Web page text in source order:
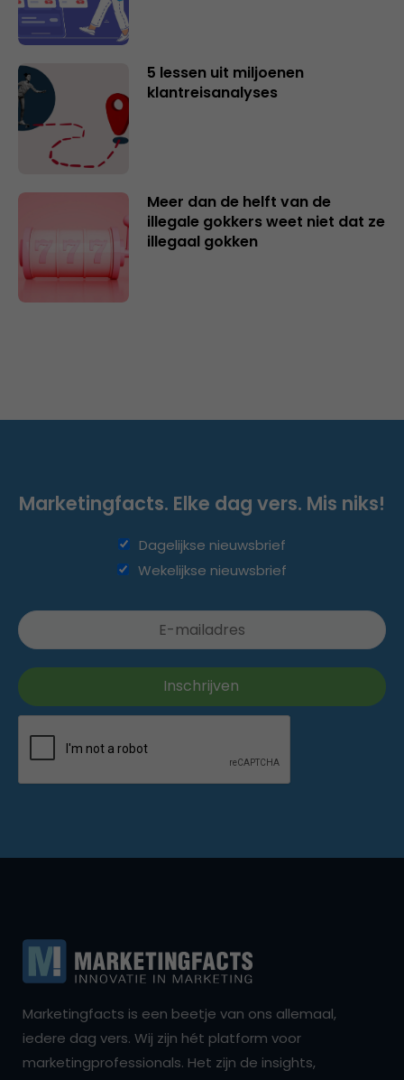
5 lessen uit miljoenen
klantreisanalyses
Meer dan de helft van de
illegale gokkers weet niet dat ze
illegaal gokken
Marketingfacts. Elke dag vers. Mis niks!
Dagelijkse nieuwsbrief
Wekelijkse nieuwsbrief
Marketingfacts is een beetje van ons allemaal,
iedere dag vers. Wij zijn hét platform voor
marketingprofessionals. Het zijn de insights,